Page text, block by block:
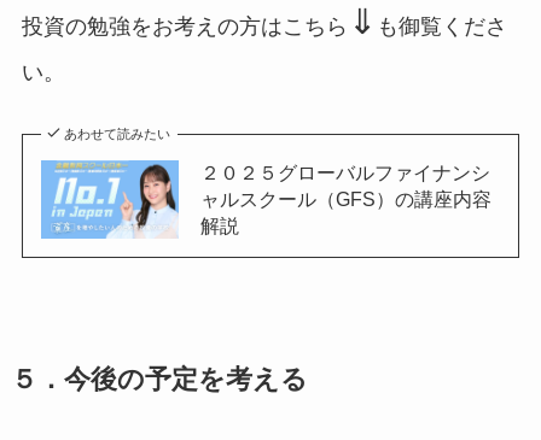
投資の勉強をお考えの方はこちら ⇓ も御覧くださ
い。
あわせて読みたい
２０２５グローバルファイナンシ
ャルスクール（GFS）の講座内容
解説
５．今後の予定を考える